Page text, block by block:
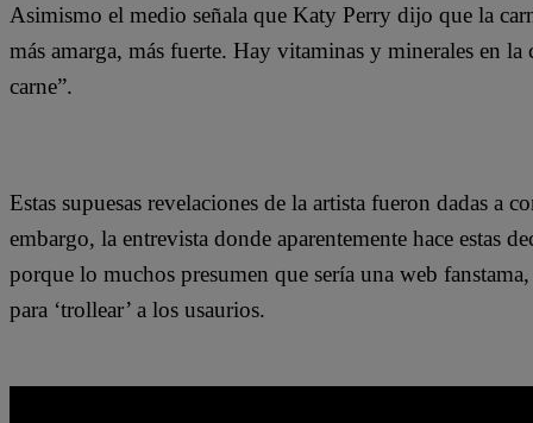
Asimismo el medio señala que Katy Perry dijo que la
más amarga, más fuerte. Hay vitaminas y minerales en
carne”.
Estas supuesas revelaciones de la artista fueron dadas a
embargo, la entrevista donde aparentemente hace estas
porque lo muchos presumen que sería una web
para ‘trollear’ a los usaurios.